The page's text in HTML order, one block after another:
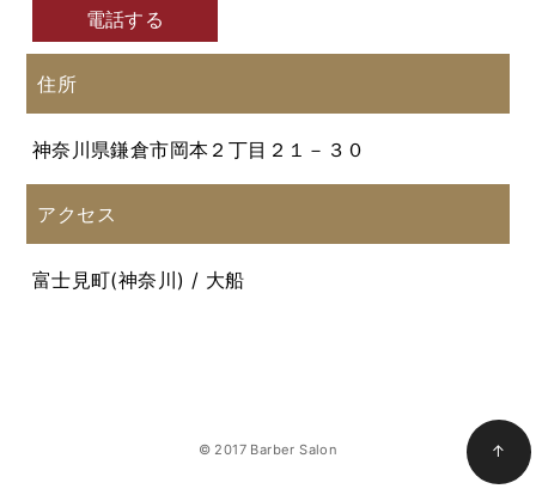
電話する
住所
神奈川県鎌倉市岡本２丁目２１－３０
アクセス
富士見町(神奈川) / 大船
© 2017 Barber Salon ↑